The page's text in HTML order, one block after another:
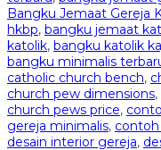
Bangku Jemaat Gereja
hkbp, bangku jemaat
katolik, bangku katolik
bangku minimalis
catholic church bench,
church pew dimensions,
church pews price,
gereja minimalis, contoh
desain interior gereja,